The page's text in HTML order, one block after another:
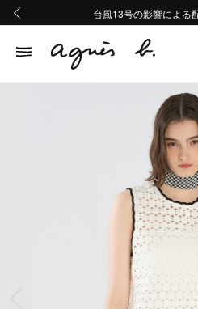
熊本地域地震の影響によ
Summer Sale
台風13号の影響による
熊本地域地震の影響によ
Summer Sale